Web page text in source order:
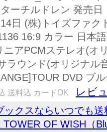
ーチルドレン 発売
日 (株)トイズファク
16:9 カラー 日本
ニアPCMステレオ(オ
ラウンド(オリジナル
DVD ブ
送料込 カードOK レビ
ックスならいつでも
TOWER OF WISH（